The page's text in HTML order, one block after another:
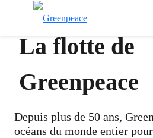
La flotte de
Greenpeace
Depuis plus de 50 ans,
océans du monde entier